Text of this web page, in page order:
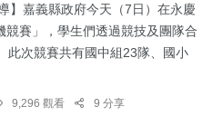
】嘉義縣政府今天（7日）在永慶
賽」，學生們透過競技及團隊合
次競賽共有國中組23隊、國小
9,296 觀看 9 分享